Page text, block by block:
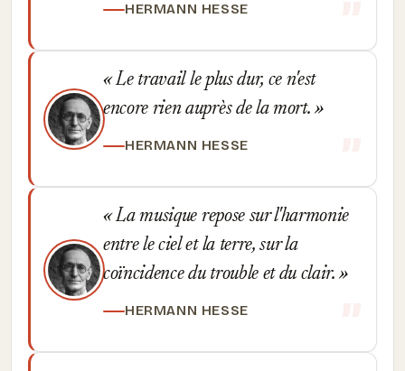
HERMANN HESSE
Le travail le plus dur, ce n'est
encore rien auprès de la mort.
HERMANN HESSE
La musique repose sur l'harmonie
entre le ciel et la terre, sur la
coïncidence du trouble et du clair.
HERMANN HESSE